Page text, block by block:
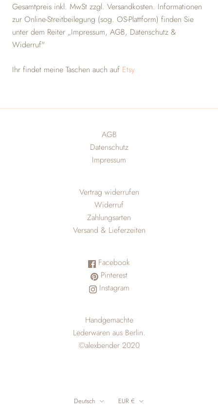
Gesamtpreis inkl. MwSt zzgl. Versandkosten. Informationen
zur Online-Streitbeilegung (sog. OS-Plattform) finden Sie
unter dem Reiter „Impressum, AGB, Datenschutz &
Widerruf"
Ihr findet meine Taschen auch auf Etsy
AGB
Datenschutz
Impressum
Vertrag widerrufen
Widerruf
Zahlungsarten
Versand & Lieferzeiten
Facebook
Pinterest
Instagram
Handgemachte
Lederwaren aus Berlin.
©alexbender 2020
Deutsch EUR €